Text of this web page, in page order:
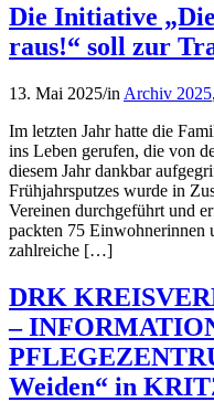
Die Initiative
raus!“ soll zur
13. Mai 2025/in Archiv 2025,
Im letzten Jahr hatte die
ins Leben gerufen, die von
diesem Jahr dankbar
Frühjahrsputzes wurde in
Vereinen durchgeführt und
packten 75 Einwohnerinnen
zahlreiche […]
DRK
–
Weiden“ in